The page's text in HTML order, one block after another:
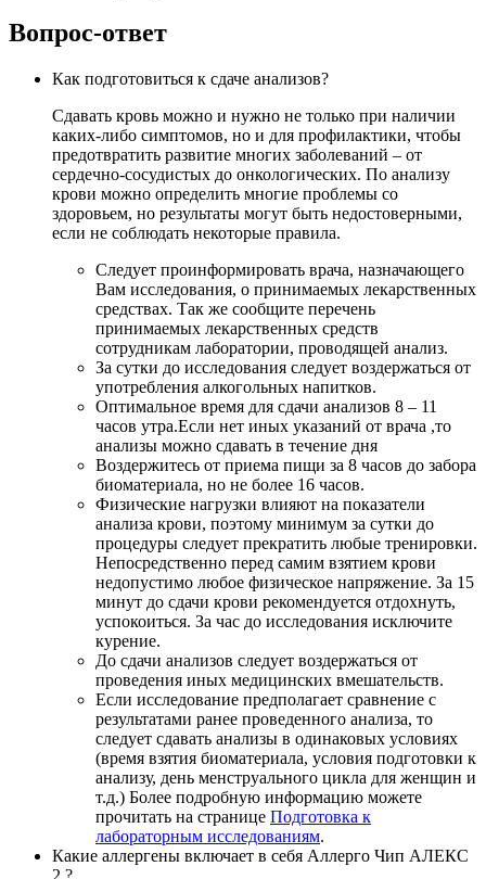
Вопрос-ответ
Как подготовиться к сдаче анализов?
Сдавать кровь можно и нужно не только при наличии
каких-либо симптомов, но и для профилактики, чтобы
предотвратить развитие многих заболеваний – от
сердечно-сосудистых до онкологических. По анализу
крови можно определить многие проблемы со
здоровьем, но результаты могут быть недостоверными,
если не соблюдать некоторые правила.
Следует проинформировать врача, назначающего
Вам исследования, о принимаемых лекарственных
средствах. Так же сообщите перечень
принимаемых лекарственных средств
сотрудникам лаборатории, проводящей анализ.
За сутки до исследования следует воздержаться от
употребления алкогольных напитков.
Оптимальное время для сдачи анализов 8 – 11
часов утра.Если нет иных указаний от врача ,то
анализы можно сдавать в течение дня
Воздержитесь от приема пищи за 8 часов до забора
биоматериала, но не более 16 часов.
Физические нагрузки влияют на показатели
анализа крови, поэтому минимум за сутки до
процедуры следует прекратить любые тренировки.
Непосредственно перед самим взятием крови
недопустимо любое физическое напряжение. За 15
минут до сдачи крови рекомендуется отдохнуть,
успокоиться. За час до исследования исключите
курение.
До сдачи анализов следует воздержаться от
проведения иных медицинских вмешательств.
Если исследование предполагает сравнение с
результатами ранее проведенного анализа, то
следует сдавать анализы в одинаковых условиях
(время взятия биоматериала, условия подготовки к
анализу, день менструального цикла для женщин и
т.д.) Более подробную информацию можете
прочитать на странице Подготовка к
лабораторным исследованиям.
Какие аллергены включает в себя Аллерго Чип АЛЕКС